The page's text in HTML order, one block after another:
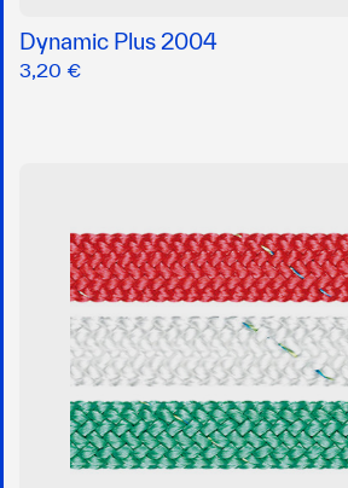
Dynamic Plus 2004
3,20 €